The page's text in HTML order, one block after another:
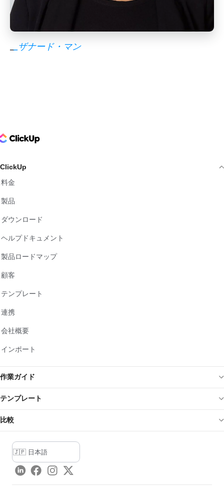
_ザナード・マン
Logo
ClickUp
料金
製品
ダウンロード
ヘルプドキュメント
製品ロードマップ
顧客
テンプレート
連携
会社概要
インポート
作業ガイド
テンプレート
比較
LinkedInFacebook
Instagram
Twitter